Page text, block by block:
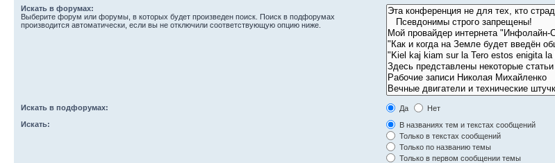
Искать в форумах:
Выберите форум или форумы, в которых будет произведен поиск. Поиск в подфорумах
производится автоматически, если вы не отключили соответствующую опцию ниже.
Искать в подфорумах: Да
Нет
Искать:
В названиях тем и текстах сообщений
Только в текстах сообщений
Только по названию темы
Только в первом сообщении темы